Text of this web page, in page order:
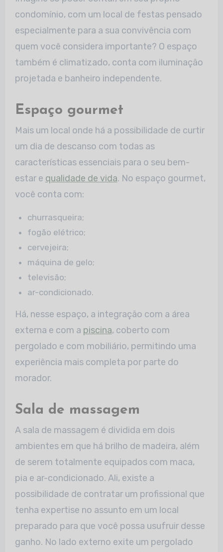
condomínio, com um local de festas pensado
especialmente para a sua convivência com
quem você considera importante? O espaço
também é climatizado, conta com iluminação
projetada e banheiro independente.
Espaço gourmet
Mais um local onde há a possibilidade de curtir
um dia de descanso com todas as
características essenciais para o seu bem-
estar e qualidade de vida. No espaço gourmet,
você conta com:
churrasqueira;
fogão elétrico;
cervejeira;
máquina de gelo;
televisão;
ar-condicionado.
Há, nesse espaço, a integração com a área
externa e com a piscina, coberto com
pergolado e com mobiliário, permitindo uma
experiência mais completa por parte do
morador.
Sala de massagem
A sala de massagem é dividida em dois
ambientes em que há brilho de madeira, além
de serem totalmente equipados com maca,
pia e ar-condicionado. Ali, existe a
possibilidade de contratar um profissional que
tenha expertise no assunto em um local
preparado para que você possa usufruir desse
ganho. No lado externo exite um pergolado